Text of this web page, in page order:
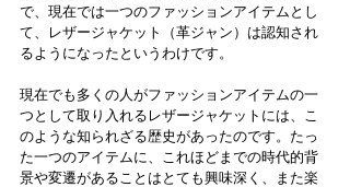
で、現在では一つのファッションアイテムとし
て、レザージャケット（革ジャン）は認知され
るようになったというわけです。
現在でも多くの人がファッションアイテムの一
つとして取り入れるレザージャケットには、こ
のような知られざる歴史があったのです。たっ
た一つのアイテムに、これほどまでの時代的背
景や変遷があることはとても興味深く、また楽